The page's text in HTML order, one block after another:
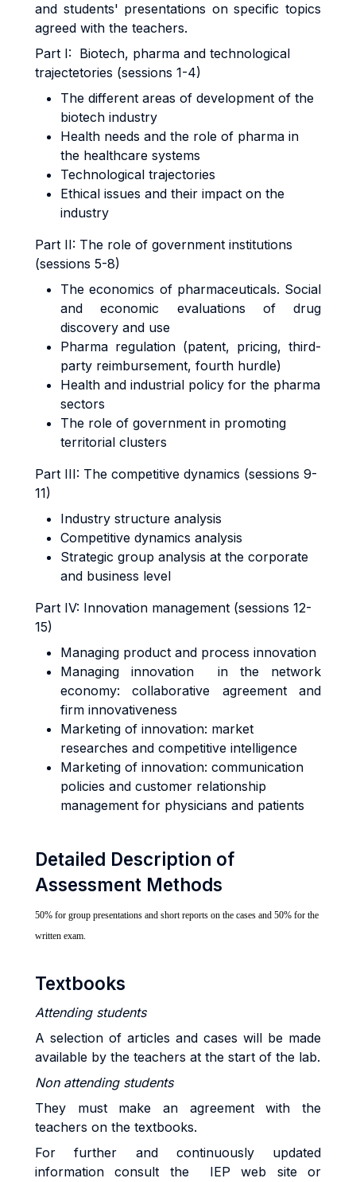
and students' presentations on specific topics
agreed with the teachers.
Part I: Biotech, pharma and technological
trajectetories (sessions 1-4)
The different areas of development of the
biotech industry
Health needs and the role of pharma in
the healthcare systems
Technological trajectories
Ethical issues and their impact on the
industry
Part II: The role of government institutions
(sessions 5-8)
The economics of pharmaceuticals. Social
and economic evaluations of drug
discovery and use
Pharma regulation (patent, pricing, third-
party reimbursement, fourth hurdle)
Health and industrial policy for the pharma
sectors
The role of government in promoting
territorial clusters
Part III: The competitive dynamics (sessions 9-
11)
Industry structure analysis
Competitive dynamics analysis
Strategic group analysis at the corporate
and business level
Part IV: Innovation management (sessions 12-
15)
Managing product and process innovation
Managing innovation in the network
economy: collaborative agreement and
firm innovativeness
Marketing of innovation: market
researches and competitive intelligence
Marketing of innovation: communication
policies and customer relationship
management for physicians and patients
Detailed Description of
Assessment Methods
50% for group presentations and short reports on the cases and 50% for the
written exam.
Textbooks
Attending students
A selection of articles and cases will be made
available by the teachers at the start of the lab.
Non attending students
They must make an agreement with the
teachers on the textbooks.
For further and continuously updated
information consult the IEP web site or